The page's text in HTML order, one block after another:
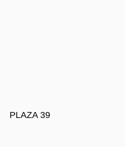
PLAZA 39